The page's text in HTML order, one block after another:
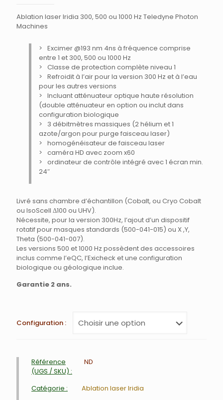
Ablation laser Iridia 300, 500 ou 1000 Hz Teledyne Photon
Machines
Excimer @193 nm 4ns à fréquence comprise
entre 1 et 300, 500 ou 1000 Hz
Classe de protection complète niveau 1
Refroidit à l’air pour la version 300 Hz et à l’eau
pour les autres versions
Incluant atténuateur optique haute résolution
(double atténuateur en option ou inclut dans
configuration biologique
3 débitmètres massiques (2 hélium et 1
azote/argon pour purge faisceau laser)
homogénéisateur de faisceau laser
caméra HD avec zoom x60
ordinateur de contrôle intégré avec 1 écran min.
24″
Livré sans chambre d’échantillon (Cobalt, ou Cryo Cobalt
ou IsoScell Δ100 ou UHV).
Nécessite, pour la version 300Hz, l’ajout d’un dispositif
rotatif pour masques standards (500-041-015) ou X ,Y,
Theta (500-041-007).
Les versions 500 et 1000 Hz possèdent des accessoires
inclus comme l’eQC, l’Exicheck et une configuration
biologique ou géologique inclue.
Garantie 2 ans.
Configuration
Référence
(UGS / SKU) :
ND
Catégorie :
Ablation laser Iridia